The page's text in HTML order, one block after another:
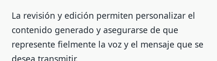
La revisión y edición permiten personalizar el
contenido generado y asegurarse de que
represente fielmente la voz y el mensaje que se